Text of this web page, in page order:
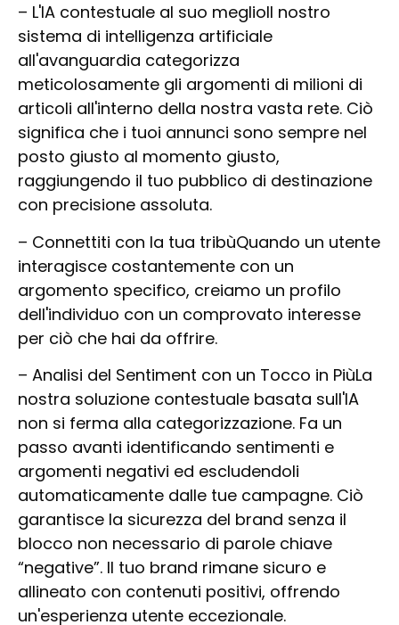
– L'IA contestuale al suo meglioIl nostro
sistema di intelligenza artificiale
all'avanguardia categorizza
meticolosamente gli argomenti di milioni di
articoli all'interno della nostra vasta rete. Ciò
significa che i tuoi annunci sono sempre nel
posto giusto al momento giusto,
raggiungendo il tuo pubblico di destinazione
con precisione assoluta.
– Connettiti con la tua tribùQuando un utente
interagisce costantemente con un
argomento specifico, creiamo un profilo
dell'individuo con un comprovato interesse
per ciò che hai da offrire.
– Analisi del Sentiment con un Tocco in PiùLa
nostra soluzione contestuale basata sull'IA
non si ferma alla categorizzazione. Fa un
passo avanti identificando sentimenti e
argomenti negativi ed escludendoli
automaticamente dalle tue campagne. Ciò
garantisce la sicurezza del brand senza il
blocco non necessario di parole chiave
“negative”. Il tuo brand rimane sicuro e
allineato con contenuti positivi, offrendo
un'esperienza utente eccezionale.